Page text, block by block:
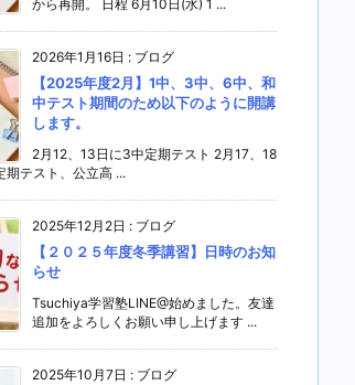
から再開。 日程 6月10日(水) 1 ...
2026年1月16日 : ブログ
【2025年度2月】1中、3中、6中、和
中テスト期間のため以下のように開講
します。
2月12、13日に3中定期テスト 2月17、18
期テスト、公立高 ...
2025年12月2日 : ブログ
【２０２５年度冬季講習】日時のお知
らせ
Tsuchiya学習塾LINE@始めました。友達
追加をよろしくお願い申し上げます ...
2025年10月7日 : ブログ